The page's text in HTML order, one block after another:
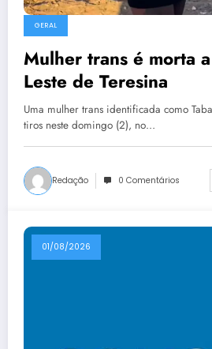
GERAL
Mulher trans é morta
Leste de Teresina
Uma mulher trans identificada como
tiros neste domingo (2), no…
Redação 0 Comentários
01/08/2026